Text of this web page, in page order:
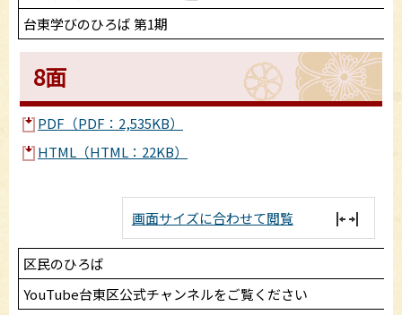
台東学びのひろば 第1期
8面
PDF（PDF：2,535KB）
HTML（HTML：22KB）
画面サイズに合わせて閲覧
区民のひろば
YouTube台東区公式チャンネルをご覧ください